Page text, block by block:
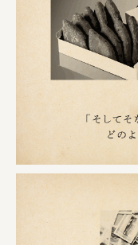
SPACE COTAN
クワトロ Quattro
株式会社オレンジ
フジ物産株式会社
ユウキ食品株式
お茶と酒たすき
野村不動産ビルデ
大堀相馬焼陶吉郎